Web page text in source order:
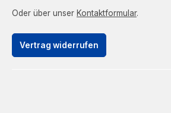
Oder über unser Kontaktformular.
Vertrag widerrufen